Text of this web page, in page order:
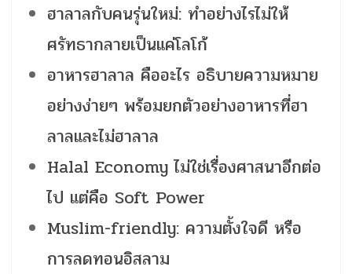
ฮาลาลกับคนรุ่นใหม่: ทำอย่างไรไม่ให้
ศรัทธากลายเป็นแค่โลโก้
อาหารฮาลาล คืออะไร อธิบายความหมาย
อย่างง่ายๆ พร้อมยกตัวอย่างอาหารที่ฮา
ลาลและไม่ฮาลาล
Halal Economy ไม่ใช่เรื่องศาสนาอีกต่อ
ไป แต่คือ Soft Power
Muslim-friendly: ความตั้งใจดี หรือ
การลดทอนอิสลาม